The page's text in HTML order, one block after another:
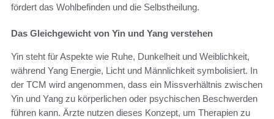
fördert das Wohlbefinden und die Selbstheilung.
Das Gleichgewicht von Yin und Yang verstehen
Yin steht für Aspekte wie Ruhe, Dunkelheit und Weiblichkeit,
während Yang Energie, Licht und Männlichkeit symbolisiert. In
der TCM wird angenommen, dass ein Missverhältnis zwischen
Yin und Yang zu körperlichen oder psychischen Beschwerden
führen kann. Ärzte nutzen dieses Konzept, um Therapien zu